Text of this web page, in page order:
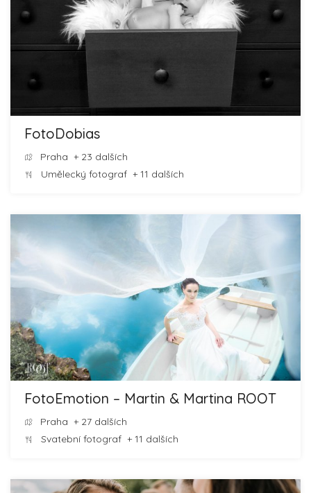
FotoDobias
Praha + 23 dalších
Umělecký fotograf + 11 dalších
FotoEmotion – Martin & Martina ROOT
Praha + 27 dalších
Svatební fotograf + 11 dalších